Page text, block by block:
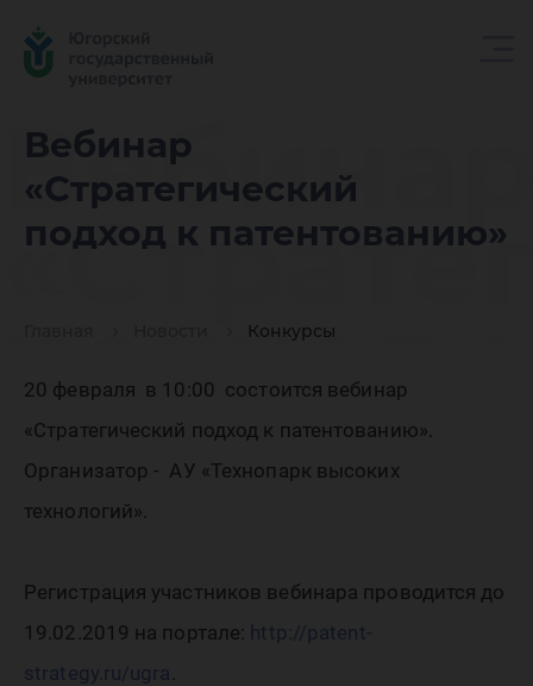
Вебинар
«Стратегический
подход к патентованию»
Конкурсы
подход
20 февраля в 10:00 состоится вебинар
«Стратегический подход к патентованию».
Организатор - АУ «Технопарк высоких
технологий».
Регистрация участников вебинара проводится до
19.02.2019 на портале: http://patent-
strategy.ru/ugra .